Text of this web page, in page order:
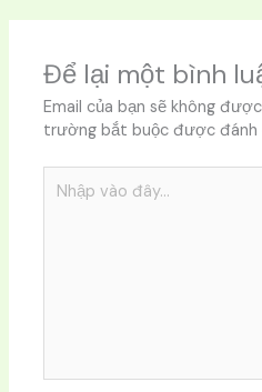
Để lại một bình
Email của bạn sẽ không
trường bắt buộc được đánh
vào